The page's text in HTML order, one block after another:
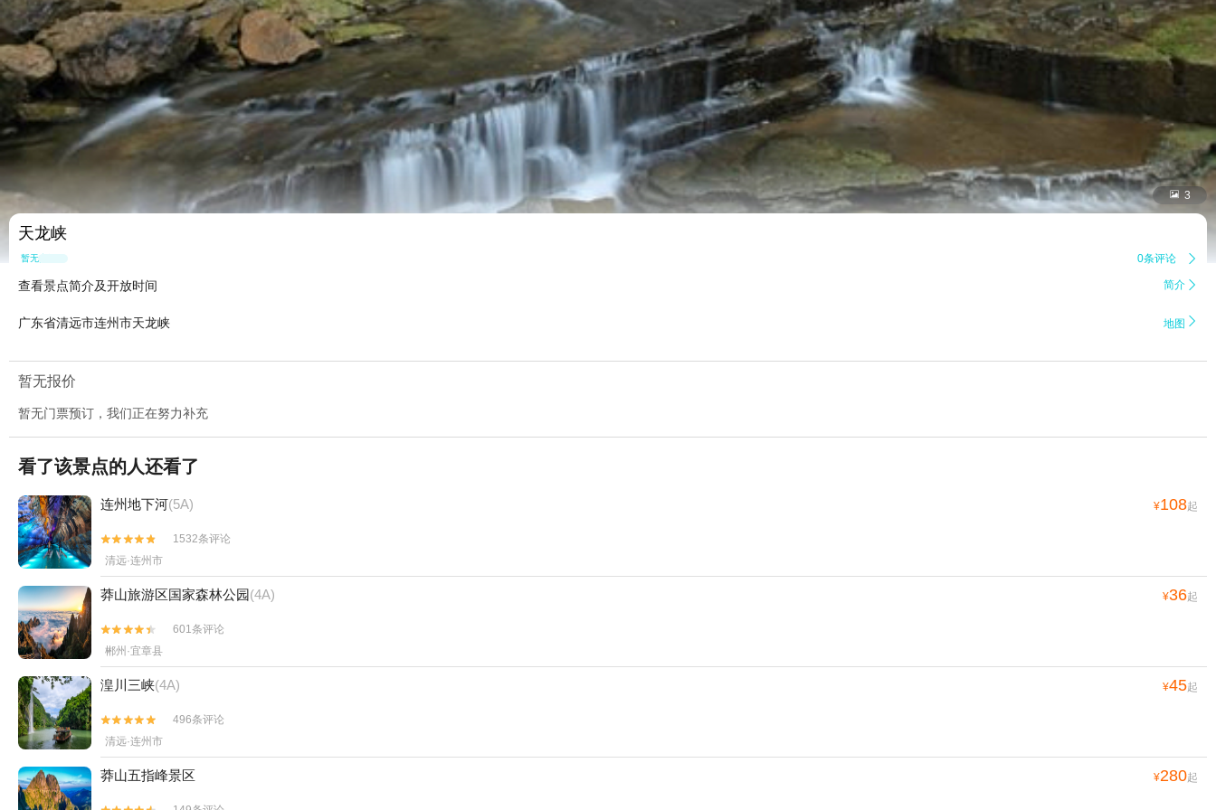
 3
天龙峡
暂无点评 0条评论 
查看景点简介及开放时间 简介 
广东省清远市连州市天龙峡 地图 
暂无报价
暂无门票预订，我们正在努力补充
看了该景点的人还看了
连州地下河(5A) ¥108起


1532条评论
清远·连州市
莽山旅游区国家森林公园(4A) ¥36起


601条评论
郴州·宜章县
湟川三峡(4A) ¥45起


496条评论
清远·连州市
莽山五指峰景区 ¥280起